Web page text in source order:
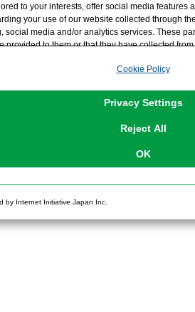
to your interests, offer social media features
your use of our website collected through
social media and/or analytics services. These
provided to them or that they have collected
for Strictly Necessary Cookies, please
Cookie Policy
Privacy Settings
Reject All
OK
by Internet Initiative Japan Inc.